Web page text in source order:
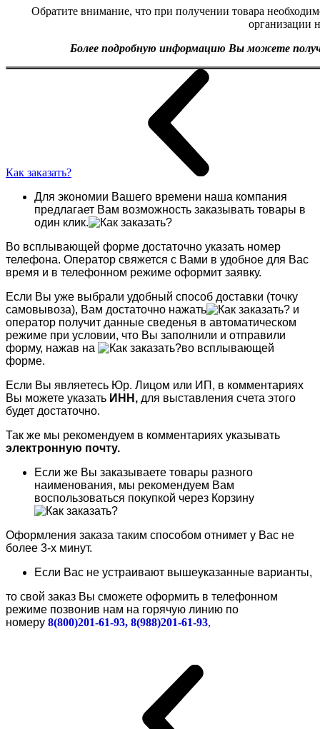
Обратите внимание, что при получении товара
организации
Более подробную информацию Вы можете
Как заказать?
Для экономии Вашего времени наша компания
предлагает Вам возможность заказывать товары в
один клик.
Во всплывающей форме достаточно указать номер
телефона. Оператор свяжется с Вами в удобное для Вас
время и в телефонном режиме оформит заявку.
Если Вы уже выбрали удобный способ доставки (точку
самовывоза), Вам достаточно нажать
и
оператор получит данные сведенья в автоматическом
режиме при условии, что Вы заполнили и отправили
форму, нажав на
во всплывающей
форме.
Если Вы являетесь Юр. Лицом или ИП, в комментариях
Вы можете указать ИНН, для выставления счета этого
будет достаточно.
Так же мы рекомендуем в комментариях указывать
электронную почту.
Если же Вы заказываете товары разного
наименования, мы рекомендуем Вам
воспользоваться покупкой через Корзину
Оформления заказа таким способом отнимет у Вас не
более 3-х минут.
Если Вас не устраивают вышеуказанные варианты,
то свой заказ Вы сможете оформить в телефонном
режиме позвонив нам на горячую линию по
номеру 8(800)201-61-93, 8(988)201-61-93,